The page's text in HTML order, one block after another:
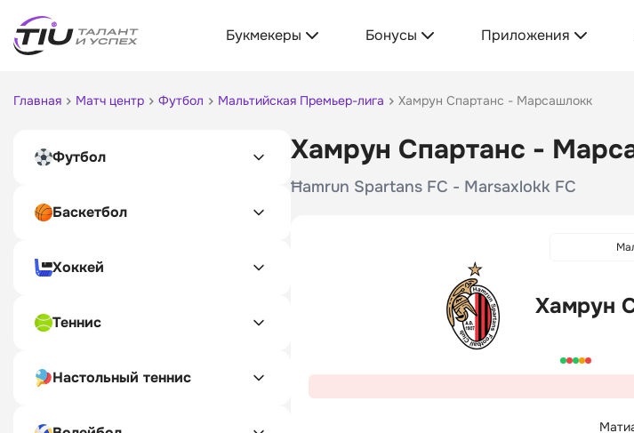
Букмекеры Бонусы Приложения
Главная Матч центр Футбол Мальтийская Премьер-лига Хамрун Спартанс - Марсашлокк
Футбол
Баскетбол
Хоккей
Теннис
Настольный теннис
Хамрун Спартанс -
Ħamrun Spartans FC - Marsaxlokk FC
Хамрун